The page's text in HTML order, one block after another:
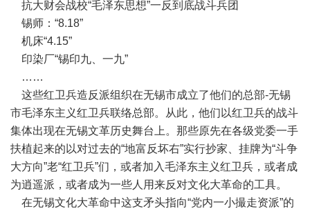
抗大财会战校“毛泽东思想”一反到底战斗兵团
锡师：“8.18”
机床“4.15”
印染厂“锡印九、一九”
……
这些红卫兵造反派组织在无锡市成立了他们的总部-无锡
市毛泽东主义红卫兵联络总部。从此，他们以红卫兵的战斗
集体出现在无锡文革历史舞台上。那些原先在各级党委一手
扶植起来的以对过去的“地富反坏右”实行抄家、挂牌为“斗争
大方向”老“红卫兵”们，或者加入毛泽东主义红卫兵，或者成
为逍遥派，或者成为一些人用来反对文化大革命的工具。
在无锡文化大革命中这支矛头指向“党内一小撮走资派”的